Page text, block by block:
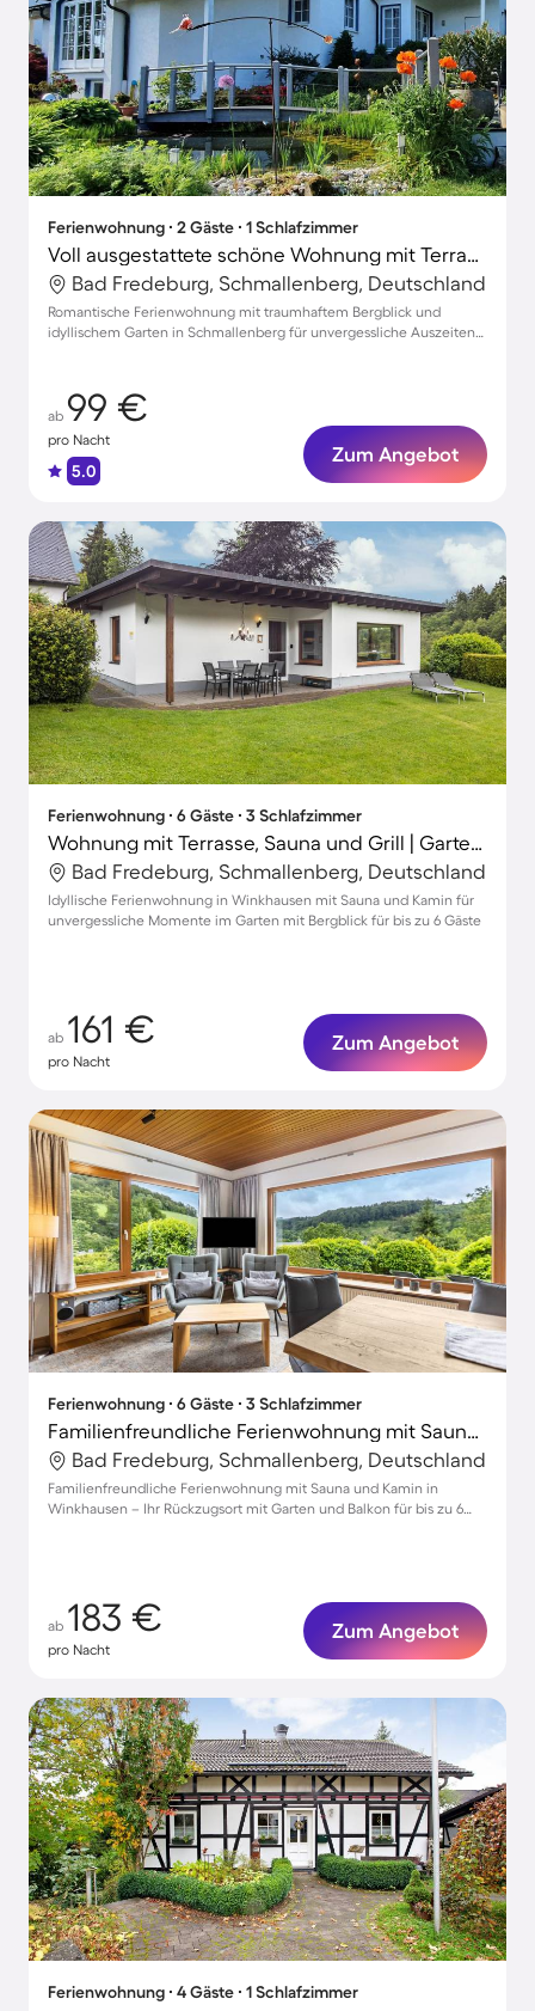
Ferienwohnung ∙ 2 Gäste ∙ 1 Schlafzimmer
Voll ausgestattete schöne Wohnung mit Terrasse, schnellem Internet und Garten | Gartenblick
Bad Fredeburg, Schmallenberg, Deutschland
Romantische Ferienwohnung mit traumhaftem Bergblick und
idyllischem Garten in Schmallenberg für unvergessliche Auszeiten
ab 99 €
pro Nacht
5.0
Zum Angebot
Ferienwohnung ∙ 6 Gäste ∙ 3 Schlafzimmer
Wohnung mit Terrasse, Sauna und Grill | Gartenblick
Bad Fredeburg, Schmallenberg, Deutschland
Idyllische Ferienwohnung in Winkhausen mit Sauna und Kamin für
unvergessliche Momente im Garten mit Bergblick für bis zu 6 Gäste
ab 161 €
pro Nacht
Zum Angebot
Ferienwohnung ∙ 6 Gäste ∙ 3 Schlafzimmer
Familienfreundliche Ferienwohnung mit Sauna, Terrasse und Grill | Haustiere erlaubt
Bad Fredeburg, Schmallenberg, Deutschland
Familienfreundliche Ferienwohnung mit Sauna und Kamin in
Winkhausen – Ihr Rückzugsort mit Garten und Balkon für bis zu 6
ab 183 €
pro Nacht
Zum Angebot
Ferienwohnung ∙ 4 Gäste ∙ 1 Schlafzimmer